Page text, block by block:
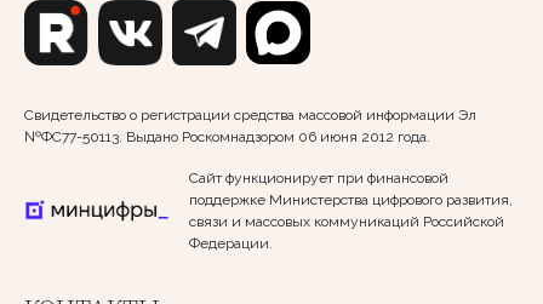
Свидетельство о регистрации средства массовой информации Эл
№ФС77-50113. Выдано Роскомнадзором 06 июня 2012 года.
Сайт функционирует при финансовой
поддержке Министерства цифрового развития,
связи и массовых коммуникаций Российской
Федерации.